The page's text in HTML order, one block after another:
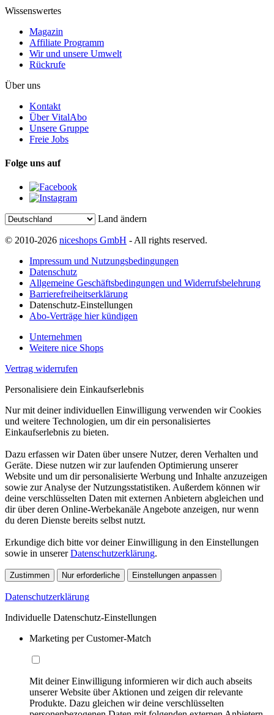
Wissenswertes
Magazin
Affiliate Programm
Wir und unsere Umwelt
Rückrufe
Über uns
Kontakt
Über VitalAbo
Unsere Gruppe
Freie Jobs
Folge uns auf
Land ändern
© 2010-2026 niceshops GmbH - All rights reserved.
Impressum und Nutzungsbedingungen
Datenschutz
Allgemeine Geschäftsbedingungen und Widerrufsbelehrung
Barrierefreiheitserklärung
Datenschutz-Einstellungen
Abo-Verträge hier kündigen
Unternehmen
Weitere nice Shops
Vertrag widerrufen
Personalisiere dein Einkaufserlebnis
Nur mit deiner individuellen Einwilligung verwenden wir Cookies
und weitere Technologien, um dir ein personalisiertes
Einkaufserlebnis zu bieten.
Dazu erfassen wir Daten über unsere Nutzer, deren Verhalten und
Geräte. Diese nutzen wir zur laufenden Optimierung unserer
Website und um dir personalisierte Werbung und Inhalte anzuzeigen
sowie zur Analyse der Nutzungsstatistiken. Außerdem können wir
deine verschlüsselten Daten mit externen Anbietern abgleichen und
dir über deren Online-Werbekanäle Angebote anzeigen, nur wenn
du deren Dienste bereits selbst nutzt.
Erkundige dich bitte vor deiner Einwilligung in den Einstellungen
sowie in unsererDatenschutzerklärung.
Zustimmen Nur erforderliche Einstellungen anpassen
Datenschutzerklärung
Individuelle Datenschutz-Einstellungen
Marketing per Customer-Match
Mit deiner Einwilligung informieren wir dich auch abseits
unserer Website über Aktionen und zeigen dir relevante
Produkte. Dazu gleichen wir deine verschlüsselten